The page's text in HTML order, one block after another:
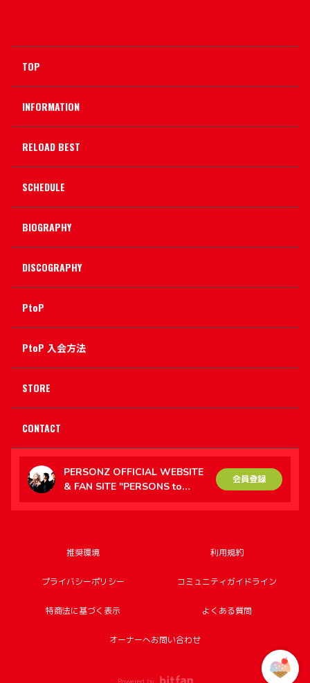
TOP
INFORMATION
RELOAD BEST
SCHEDULE
BIOGRAPHY
DISCOGRAPHY
PtoP
PtoP 入会方法
STORE
CONTACT
PERSONZ OFFICIAL WEBSITE
& FAN SITE "PERSONS to
PERSONZ（PtoP）"
会員登録
推奨環境 利用規約
プライバシーポリシー コミュニティガイドライン
特商法に基づく表示 よくある質問
オーナーへお問い合わせ